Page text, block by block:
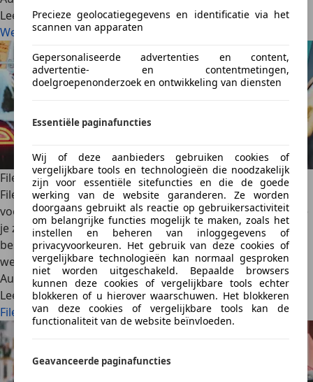
Precieze geolocatiegegevens en identificatie via het
scannen van apparaten
Gepersonaliseerde advertenties en content,
advertentie- en contentmetingen,
doelgroepenonderzoek en ontwikkeling van diensten
Essentiële paginafuncties
Wij of deze aanbieders gebruiken cookies of
vergelijkbare tools en technologieën die noodzakelijk
zijn voor essentiële sitefuncties en die de goede
werking van de website garanderen. Ze worden
doorgaans gebruikt als reactie op gebruikersactiviteit
om belangrijke functies mogelijk te maken, zoals het
instellen en beheren van inloggegevens of
privacyvoorkeuren. Het gebruik van deze cookies of
vergelijkbare technologieën kan normaal gesproken
niet worden uitgeschakeld. Bepaalde browsers
kunnen deze cookies of vergelijkbare tools echter
blokkeren of u hierover waarschuwen. Het blokkeren
van deze cookies of vergelijkbare tools kan de
functionaliteit van de website beïnvloeden.
Geavanceerde paginafuncties
Lees meer
Welk autolicht overdag?
Filerijden: hoe blijf je comfortabel en veilig in de file?
Filerijden is voor veel automobilisten dagelijkse realiteit,
vooral in de spits. Dan kan het nuttig zijn om te weten hoe
je zo efficiënt mogelijk door de file komt. In dit artikel
bespreken we de regelgeving rondom filerijden en geven
we tips om comfortabel en veilig de file te doorstaan.
AutoScout24·04-10-2024·6 min. Leestijd
Lees meer
Filerijden: hoe blijf je comfortabel en veilig in de file?